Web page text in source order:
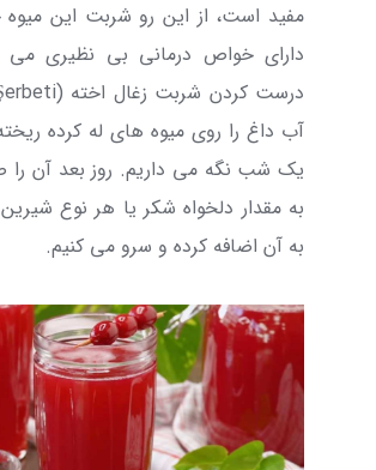
مفید است، از این رو شربت این میوه
دارای خواص درمانی بی نظیری می
درست کردن شربت زغال اخته (
آب داغ را روی میوه های له کرده
یک شب نگه می داریم. روز بعد آن را
به مقدار دلخواه شکر یا هر نوع
به آن اضافه کرده و سرو می کنیم.